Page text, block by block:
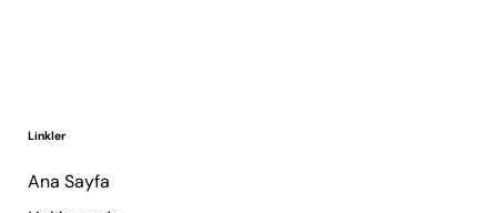
Linkler